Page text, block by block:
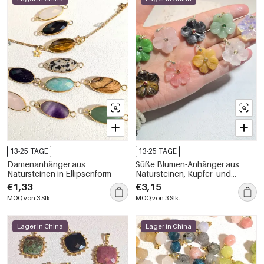
13-25 TAGE
Damenanhänger aus
Natursteinen in Ellipsenform
€1,33
MOQ von 3 Stk.
13-25 TAGE
Süße Blumen-Anhänger aus
Natursteinen, Kupfer- und
Goldfarbe, Zirkonia,
Damenanhänger
€3,15
MOQ von 3 Stk.
Lager in China Lager in China